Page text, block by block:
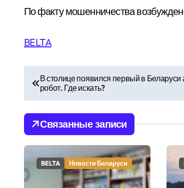
По факту мошенничества
BELTA
а
в
и
г
а
В столице появился первый в Беларуси
робот. Где искать?
Связанные записи
BELTA Новости Беларуси